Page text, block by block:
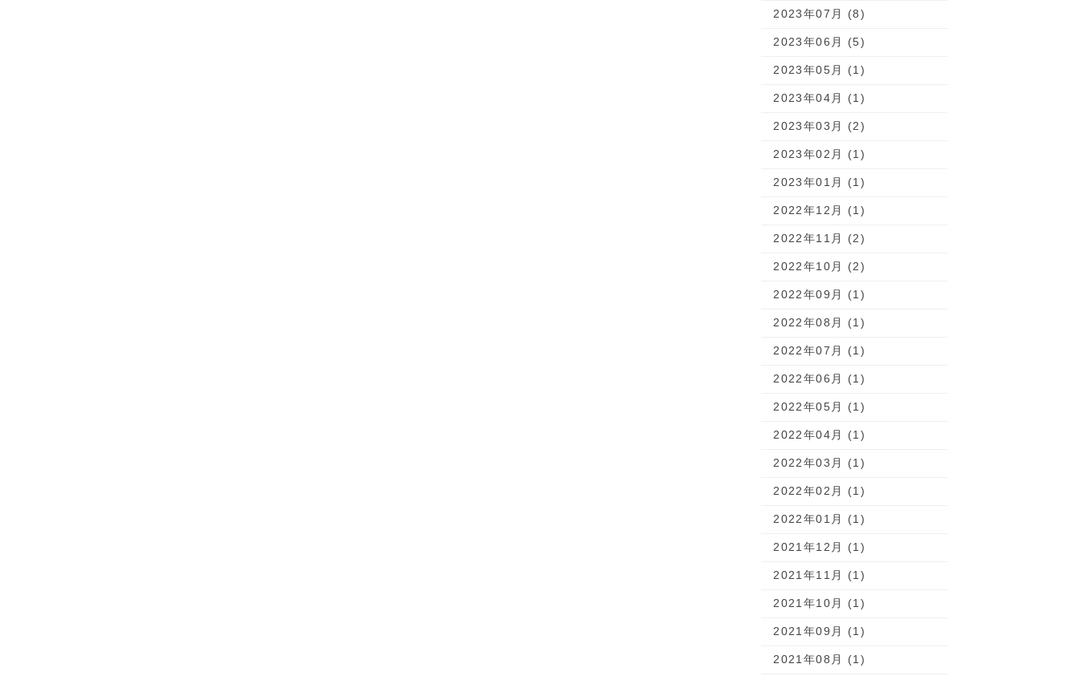
2023年07月 (8)
2023年06月 (5)
2023年05月 (1)
2023年04月 (1)
2023年03月 (2)
2023年02月 (1)
2023年01月 (1)
2022年12月 (1)
2022年11月 (2)
2022年10月 (2)
2022年09月 (1)
2022年08月 (1)
2022年07月 (1)
2022年06月 (1)
2022年05月 (1)
2022年04月 (1)
2022年03月 (1)
2022年02月 (1)
2022年01月 (1)
2021年12月 (1)
2021年11月 (1)
2021年10月 (1)
2021年09月 (1)
2021年08月 (1)